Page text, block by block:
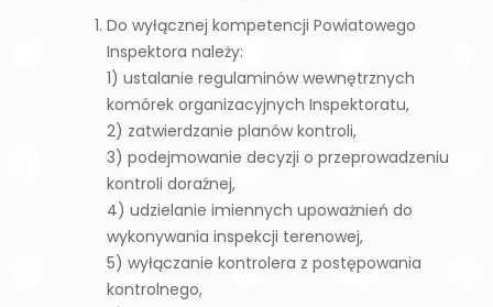
Do wyłącznej kompetencji Powiatowego
Inspektora należy:
1) ustalanie regulaminów wewnętrznych
komórek organizacyjnych Inspektoratu,
2) zatwierdzanie planów kontroli,
3) podejmowanie decyzji o przeprowadzeniu
kontroli doraźnej,
4) udzielanie imiennych upoważnień do
wykonywania inspekcji terenowej,
5) wyłączanie kontrolera z postępowania
kontrolnego,